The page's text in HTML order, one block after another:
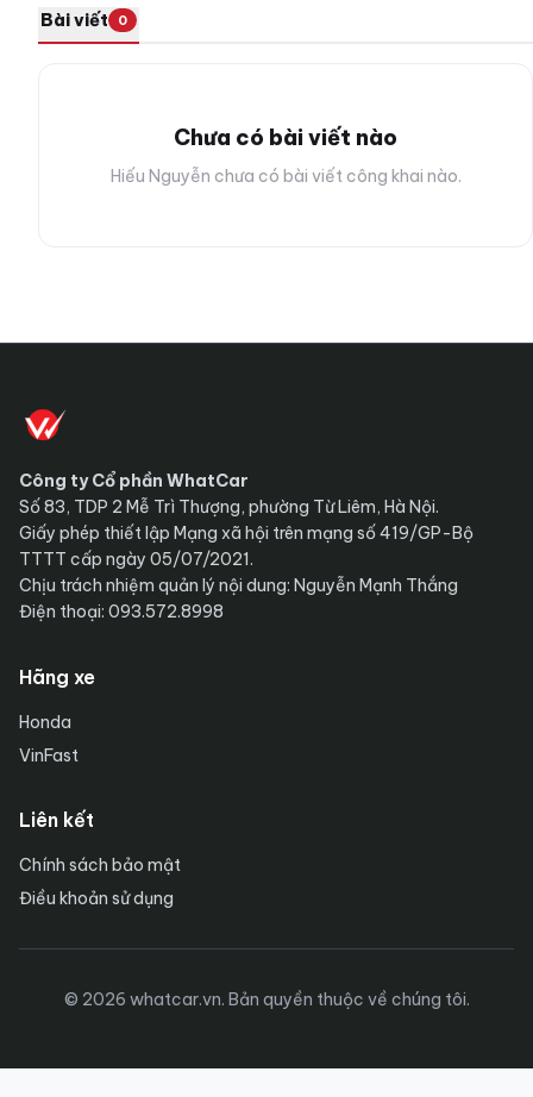
Bài viết 0
Chưa có bài viết nào
Hiếu Nguyễn chưa có bài viết công khai nào.
Công ty Cổ phần WhatCar
Số 83, TDP 2 Mễ Trì Thượng, phường Từ Liêm, Hà Nội.
Giấy phép thiết lập Mạng xã hội trên mạng số 419/GP-Bộ
TTTT cấp ngày 05/07/2021.
Chịu trách nhiệm quản lý nội dung: Nguyễn Mạnh Thắng
Điện thoại: 093.572.8998
Hãng xe
Honda
VinFast
Liên kết
Chính sách bảo mật
Điều khoản sử dụng
© 2026 whatcar.vn. Bản quyền thuộc về chúng tôi.